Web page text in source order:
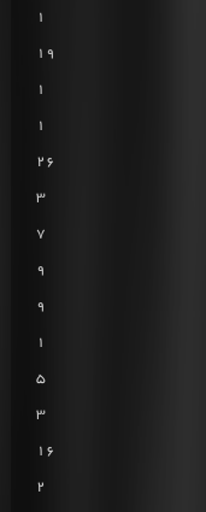
1
19
1
1
26
3
7
9
9
1
5
3
16
2